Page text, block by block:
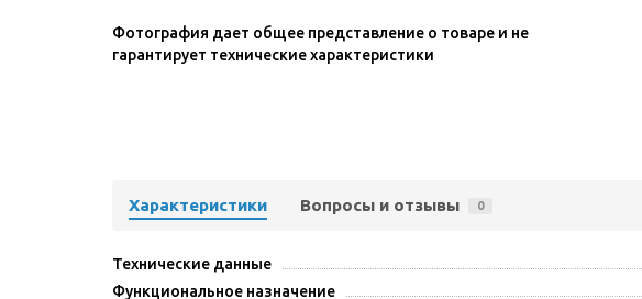
Фотография дает общее представление о товаре и не
гарантирует технические характеристики
Характеристики Вопросы и отзывы 0
Технические данные
Функциональное назначение